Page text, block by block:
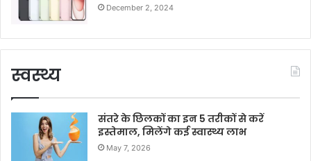
December 2, 2024
स्वस्थ्य
संतरे के छिलकों का इन 5 तरीकों से करें
इस्तेमाल, मिलेंगे कई स्वास्थ्य लाभ
May 7, 2026